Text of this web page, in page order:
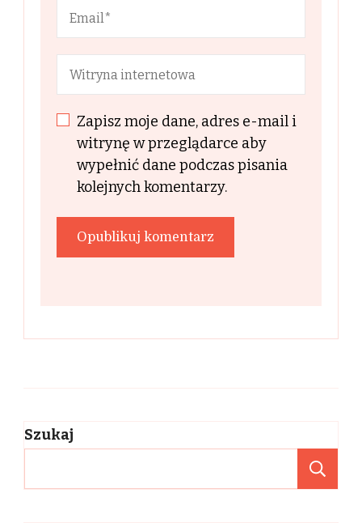
Zapisz moje dane, adres e-mail i
witrynę w przeglądarce aby
wypełnić dane podczas pisania
kolejnych komentarzy.
Szukaj